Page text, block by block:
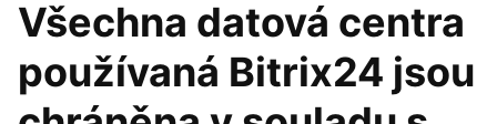
Všechna datová centra
používaná Bitrix24 jsou